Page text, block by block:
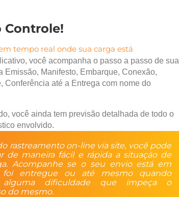
Controle!
tempo real onde sua carga está
você acompanha o passo a passo de sua
Emissão, Manifesto, Embarque, Conexão,
Conferência até a Entrega com nome do
você ainda tem previsão detalhada de todo o
envolvido.
rastreamento on-line via site, você pode
de maneira fácil e rápida a situação de
Acompanhe se o seu envio está em
foi entregue ou até mesmo quando
alguma dificuldade que impeça o
do mesmo.